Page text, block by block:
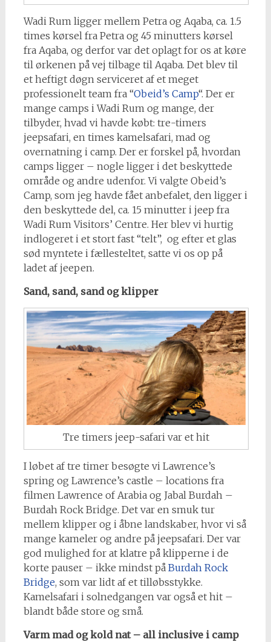
Wadi Rum ligger mellem Petra og Aqaba, ca. 1.5
times kørsel fra Petra og 45 minutters kørsel
fra Aqaba, og derfor var det oplagt for os at køre
til ørkenen på vej tilbage til Aqaba. Det blev til
et heftigt døgn serviceret af et meget
professionelt team fra “Obeid’s Camp“. Der er
mange camps i Wadi Rum og mange, der
tilbyder, hvad vi havde købt: tre-timers
jeepsafari, en times kamelsafari, mad og
overnatning i camp. Der er forskel på, hvordan
camps ligger – nogle ligger i det beskyttede
område og andre udenfor. Vi valgte Obeid’s
Camp, som jeg havde fået anbefalet, den ligger i
den beskyttede del, ca. 15 minutter i jeep fra
Wadi Rum Visitors’ Centre. Her blev vi hurtig
indlogeret i et stort fast “telt”, og efter et glas
sød myntete i fællesteltet, satte vi os op på
ladet af jeepen.
Sand, sand, sand og klipper
Tre timers jeep-safari var et hit
I løbet af tre timer besøgte vi Lawrence’s
spring og Lawrence’s castle – locations fra
filmen Lawrence of Arabia og Jabal Burdah –
Burdah Rock Bridge. Det var en smuk tur
mellem klipper og i åbne landskaber, hvor vi så
mange kameler og andre på jeepsafari. Der var
god mulighed for at klatre på klipperne i de
korte pauser – ikke mindst på Burdah Rock
Bridge, som var lidt af et tilløbsstykke.
Kamelsafari i solnedgangen var også et hit –
blandt både store og små.
Varm mad og kold nat – all inclusive i camp